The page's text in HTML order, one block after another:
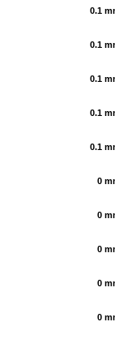
0.1
0.1
0.1
0.1
0.1
0
0
0
0
0